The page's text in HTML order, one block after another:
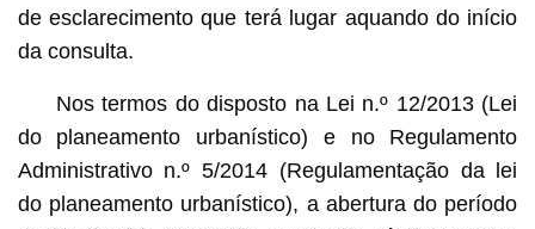
de esclarecimento que terá lugar aquando do início
da consulta.
Nos termos do disposto na Lei n.º 12/2013 (Lei
do planeamento urbanístico) e no Regulamento
Administrativo n.º 5/2014 (Regulamentação da lei
do planeamento urbanístico), a abertura do período